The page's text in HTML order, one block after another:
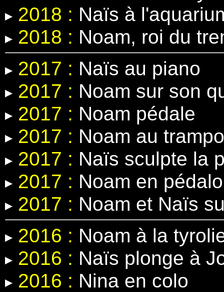
2018 : Naïs à
2018 : Noam, roi du
2017 : Naïs au piano
2017 : Noam sur son
2017 : Noam pédale
2017 : Noam au
2017 : Naïs sculpte la
2017 : Noam en pédalo
2017 : Noam et Naïs
2016 : Noam à la
2016 : Naïs plonge à
2016 : Nina en colo